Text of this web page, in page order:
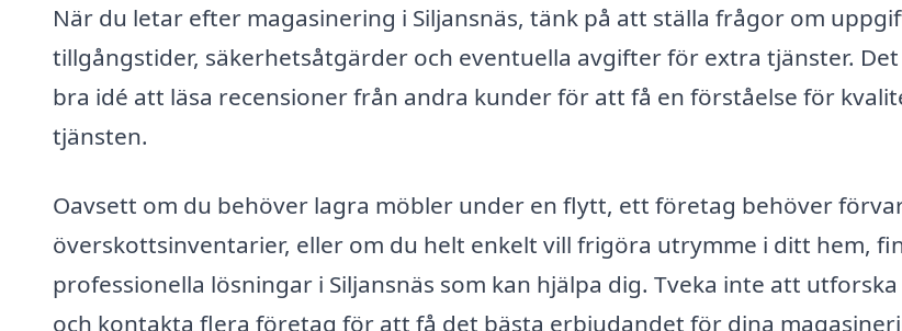
När du letar efter magasinering i Siljansnäs, tänk på att ställa frågor om
tillgångstider, säkerhetsåtgärder och eventuella avgifter för extra tjänster. Det
bra idé att läsa recensioner från andra kunder för att få en förståelse för
tjänsten.
Oavsett om du behöver lagra möbler under en flytt, ett företag behöver
överskottsinventarier, eller om du helt enkelt vill frigöra utrymme i ditt hem,
professionella lösningar i Siljansnäs som kan hjälpa dig. Tveka inte att
och kontakta flera företag för att få det bästa erbjudandet för dina